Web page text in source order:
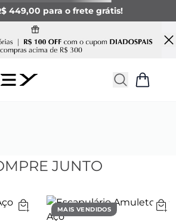
449,00 para o frete grátis!
JUNTO
MAIS VENDIDOS